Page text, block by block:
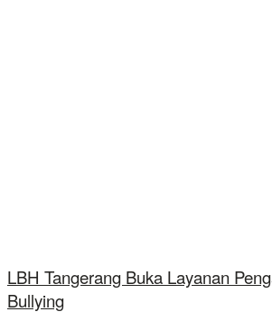
LBH Tangerang Buka Layanan
Bullying